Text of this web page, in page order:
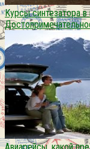
Курсы синтезатора